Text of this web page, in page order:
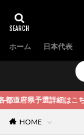
ホーム 日本代表
府県予選詳細はこちら
HOME